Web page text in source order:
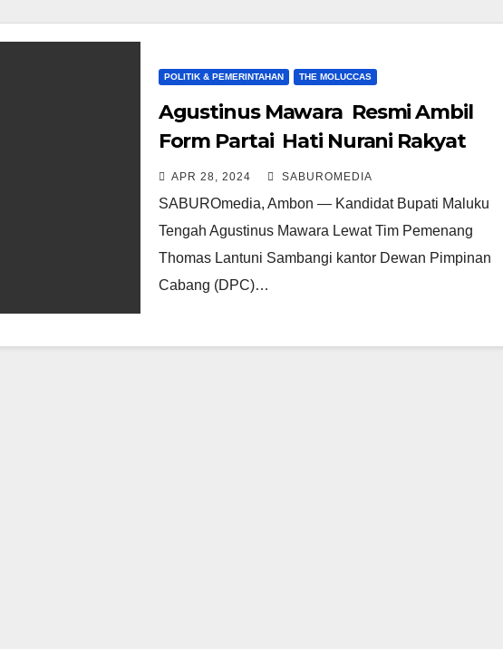
POLITIK & PEMERINTAHAN THE MOLUCCAS
Agustinus Mawara Resmi Ambil
Form Partai Hati Nurani Rakyat
(Hanura) Calon Bupati Malteng
APR 28, 2024 SABUROMEDIA
SABUROmedia, Ambon — Kandidat Bupati Maluku
Tengah Agustinus Mawara Lewat Tim Pemenang
Thomas Lantuni Sambangi kantor Dewan Pimpinan
Cabang (DPC)…